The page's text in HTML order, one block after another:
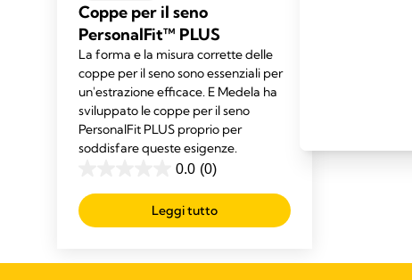
Coppe per il seno
PersonalFit™ PLUS
La forma e la misura corrette delle
coppe per il seno sono essenziali per
un'estrazione efficace. E Medela ha
sviluppato le coppe per il seno
PersonalFit PLUS proprio per
soddisfare queste esigenze.
0.0 (0)
su
5
Leggi tutto